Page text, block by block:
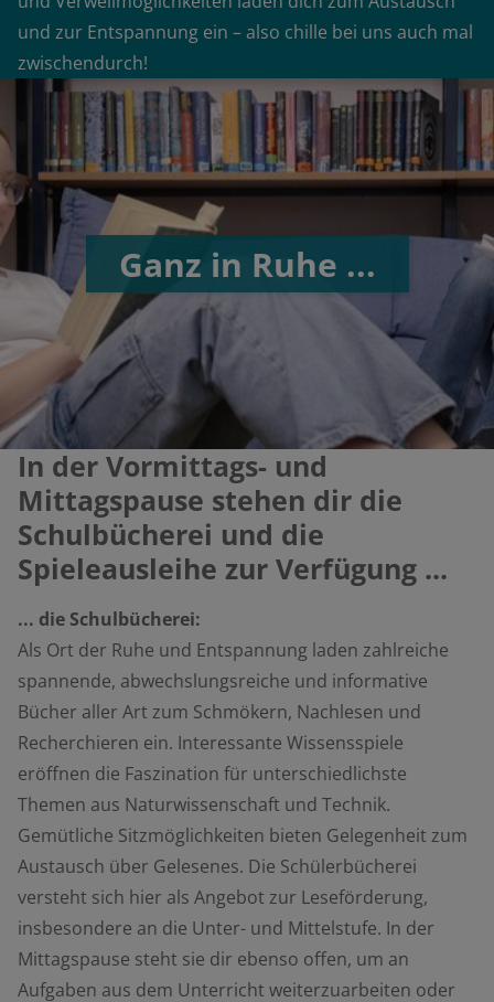
und zur Entspannung ein – also chille bei uns auch mal
zwischendurch!
Ganz in Ruhe ...
In der Vormittags- und
Mittagspause stehen dir die
Schulbücherei und die
Spieleausleihe zur Verfügung ...
... die Schulbücherei:
Als Ort der Ruhe und Entspannung laden zahlreiche
spannende, abwechslungsreiche und informative
Bücher aller Art zum Schmökern, Nachlesen und
Recherchieren ein. Interessante Wissensspiele
eröffnen die Faszination für unterschiedlichste
Themen aus Naturwissenschaft und Technik.
Gemütliche Sitzmöglichkeiten bieten Gelegenheit zum
Austausch über Gelesenes. Die Schülerbücherei
versteht sich hier als Angebot zur Leseförderung,
insbesondere an die Unter- und Mittelstufe. In der
Mittagspause steht sie dir ebenso offen, um an
Aufgaben aus dem Unterricht weiterzuarbeiten oder